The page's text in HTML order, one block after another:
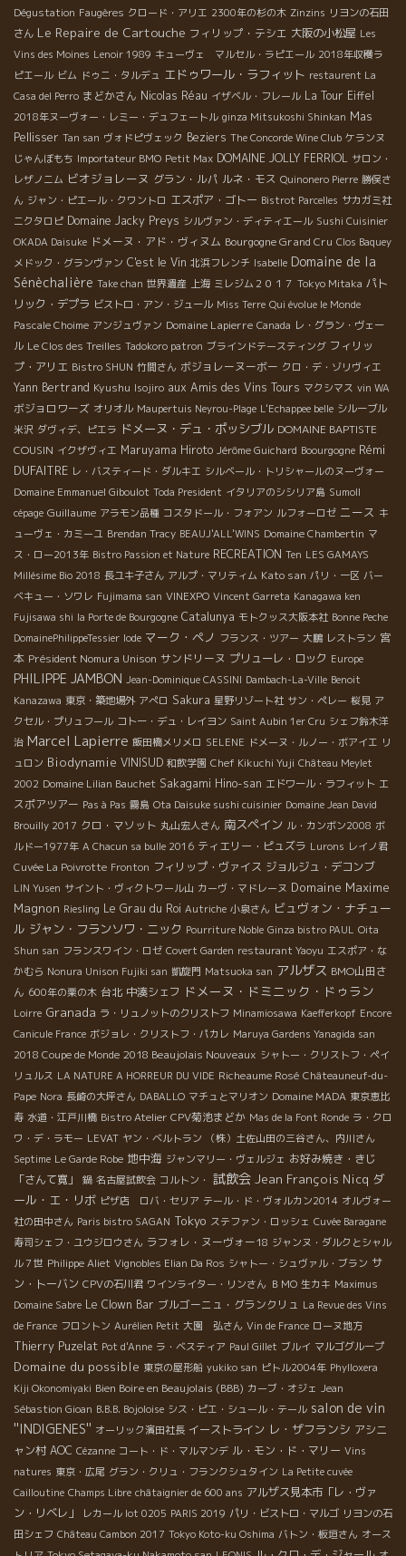
Dégustation Faugères クロード・アリエ 2300年の杉の木 Zinzins リヨンの石田
さん Le Repaire de Cartouche フィリップ・テシエ 大阪の小松屋 Les
Vins des Moines Lenoir 1989 キューヴェ マルセル・ラピエール 2018年収穫ラ
ピエール ビム ドゥニ・タルデュ エドゥワール・ラフィット restaurent La
Casa del Perro まどかさん Nicolas Réau イザベル・フレール La Tour Eiffel
2018年ヌーヴォー・レミー・デュフェートル ginza Mitsukoshi Shinkan Mas
Pellisser Tan san ヴォドピヴェック Beziers The Concorde Wine Club ケランヌ
じゃんぼもち Importateur BMO Petit Max DOMAINE JOLLY FERRIOL サロン・
レザノニム ビオジョレーヌ グラン・ルパ ルネ・モス Quinonero Pierre 勝俣さ
ん ジャン・ピエール・クワントロ エスポア・ゴトー Bistrot Parcelles サカガミ社
ニクタロピ Domaine Jacky Preys シルヴァン・ディティエール Sushi Cuisinier
OKADA Daisuke ドメーヌ・アド・ヴィヌム Bourgogne Grand Cru Clos Baquey
メドック・グランヴァン C'est le Vin 北浜フレンチ Isabelle Domaine de la
Sénèchalière Take chan 世界遺産 上海 ミレジム２０１７ Tokyo Mitaka パト
リック・デプラ ビストロ・アン・ジュール Miss Terre Qui évolue le Monde
Pascale Choime アンジュヴァン Domaine Lapierre Canada レ・グラン・ヴェー
ル Le Clos des Treilles Tadokoro patron ブラインドテースティング フィリッ
プ・アリエ Bistro SHUN 竹間さん ボジョレーヌーボー クロ・デ・ゾリヴィエ
Yann Bertrand Kyushu Isojiro aux Amis des Vins Tours マクシマス vin WA
ボジョロワーズ オリオル Maupertuis Neyrou-Plage L'Echappee belle シルーブル
米沢 ダヴィデ、ピエラ ドメーヌ・デュ・ポッシブル DOMAINE BAPTISTE
COUSIN イクザヴィエ Maruyama Hiroto Jérôme Guichard Boourgogne Rémi
DUFAITRE レ・バスティード・ダルキエ シルベール・トリシャールのヌーヴォー
Domaine Emmanuel Giboulot Toda President イタリアのシシリア島 Sumoll
cépage Guillaume アラモン品種 コスタドール・フォアン ルフォーロゼ ニース キ
ューヴェ・カミーユ Brendan Tracy BEAUJ'ALL'WINS Domaine Chambertin マ
ス・ロー2013年 Bistro Passion et Nature RECREATION Ten LES GAMAYS
Millésime Bio 2018 長ユキ子さん アルプ・マリティム Kato san パリ・一区 バー
ベキュー・ソワレ Fujimama san VINEXPO Vincent Garreta Kanagawa ken
Fujisawa shi la Porte de Bourgogne Catalunya モトクッス大阪本社 Bonne Peche
DomainePhilippeTessier Iode マーク・ペノ フランス・ツアー 大鵬 レストラン 宮
本 Président Nomura Unison サンドリーヌ プリューレ・ロック Europe
PHILIPPE JAMBON Jean-Dominique CASSINI Dambach-La-Ville Benoit
Kanazawa 東京・築地場外 アぺロ Sakura 星野リゾート社 サン・ペレー 桜見 ア
クセル・プリュフール コトー・デュ・レイヨン Saint Aubin 1er Cru シェフ鈴木洋
治 Marcel Lapierre 飯田橋メリメロ SELENE ドメーヌ・ルノー・ボアイエ リ
ュロン Biodynamie VINISUD 和飲学園 Chef Kikuchi Yuji Château Meylet
2002 Domaine Lilian Bauchet Sakagami Hino-san エドワール・ラフィット エ
スポアツアー Pas à Pas 霧島 Ota Daisuke sushi cuisinier Domaine Jean David
Brouilly 2017 クロ・マソット 丸山宏人さん 南スペイン ル・カンボン2008 ボ
ルドー1977年 A Chacun sa bulle 2016 ティエリー・ピュズラ Lurons レイノ君
Cuvée La Poivrotte Fronton フィリップ・ヴァイス ジョルジュ・デコンブ
LIN Yusen サイント・ヴィクトワール山 カーヴ・マドレーヌ Domaine Maxime
Magnon Riesling Le Grau du Roi Autriche 小泉さん ビュヴォン・ナチュー
ル ジャン・フランソワ・ニック Pourriture Noble Ginza bistro PAUL Oita
Shun san フランスワイン・ロゼ Covert Garden restaurant Yaoyu エスポア・な
かむら Nonura Unison Fujiki san 凱旋門 Matsuoka san アルザス BMO山田さ
ん 600年の栗の木 台北 中湊シェフ ドメーヌ・ドミニック・ドゥラン
Loirre Granada ラ・リュノットのクリストフ Minamiosawa Kaefferkopf Encore
Canicule France ボジョレ・クリストフ・パカレ Maruya Gardens Yanagida san
2018 Coupe de Monde 2018 Beaujolais Nouveaux シャトー・クリストフ・ペイ
リュルス LA NATURE A HORREUR DU VIDE Richeaume Rosé Châteauneuf-du-
Pape Nora 長崎の大坪さん DABALLO マチュとマリオン Domaine MADA 東京恵比
寿 水道・江戸川橋 Bistro Atelier CPV菊池まどか Mas de la Font Ronde ラ・クロ
ワ・デ・ラモー LEVAT ヤン・ベルトラン
（株）土佐山田の三谷さん、内川さん
Septime Le Garde Robe 地中海 ジャンマリー・ヴェルジェ お好み焼き・きじ
「さんて寛」
鍋 名古屋試飲会 コルトン・ 試飲会 Jean François Nicq ダ
ール・エ・リボ ピザ店 ロバ・セリア テール・ド・ヴォルカン2014 オルヴォー
社の田中さん Paris bistro SAGAN Tokyo ステファン・ロッシェ Cuvée Baragane
寿司シェフ・ユウジロウさん ラフォレ・ヌーヴォー18 ジャンヌ・ダルクとシャル
ル７世 Philippe Aliet Vignobles Elian Da Ros シャトー・シュヴァル・ブラン サ
ン・トーバン CPVの石川君 ワインライター・リンさん ＢＭО 生カキ Maximus
Domaine Sabre Le Clown Bar ブルゴーニュ・グランクリュ La Revue des Vins
de France フロントン Aurélien Petit 大園 弘さん Vin de France ローヌ地方
Thierry Puzelat Pot d'Anne ラ・ベスティア Paul Gillet ブルイ マルゴグループ
Domaine du possible 東京の屋形船 yukiko san ピトル2004年 Phylloxera
Kiji Okonomiyaki Bien Boire en Beaujolais (BBB) カーブ・オジェ Jean
Sébastion Gioan B.B.B. Bojoloise シス・ピエ・シュール・テール salon de vin
''INDIGENES'' オーリック濱田社長 イーストライン レ・ザフランシ アシニ
ャン村 AOC Cézanne コート・ド・マルマンデ ル・モン・ド・マリー Vins
natures 東京・広尾 グラン・クリュ・フランクシュタイン La Petite cuvée
Cailloutine Champs Libre châtaignier de 600 ans アルザス見本市「レ・ヴァ
ン・リベレ」
レカール lot 0205 PARIS 2019 パリ・ビストロ・マルゴ リヨンの石
田シェフ Château Cambon 2017 Tokyo Koto-ku Oshima バトン・板垣さん オース